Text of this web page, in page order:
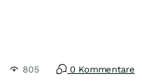
805 0 Kommentare